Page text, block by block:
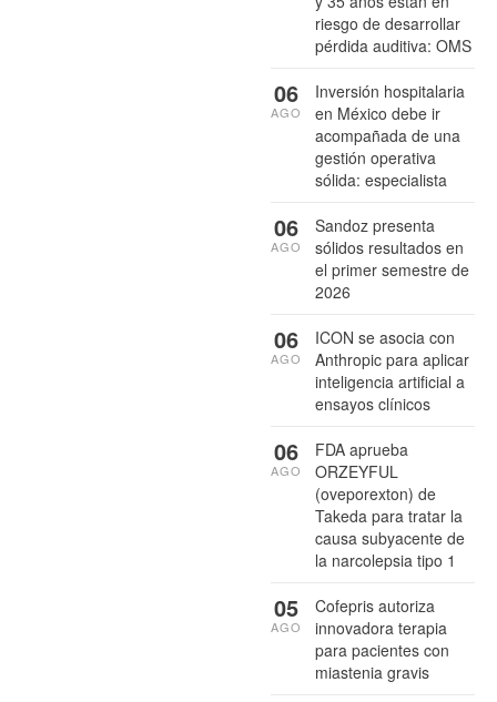
riesgo de desarrollar
pérdida auditiva: OMS
Inversión hospitalaria
en México debe ir
acompañada de una
gestión operativa
sólida: especialista
06
AGO
Sandoz presenta
sólidos resultados en
el primer semestre de
2026
06
AGO
ICON se asocia con
Anthropic para aplicar
inteligencia artificial a
ensayos clínicos
06
AGO
FDA aprueba
ORZEYFUL
(oveporexton) de
Takeda para tratar la
causa subyacente de
la narcolepsia tipo 1
06
AGO
Cofepris autoriza
innovadora terapia
para pacientes con
miastenia gravis
05
AGO